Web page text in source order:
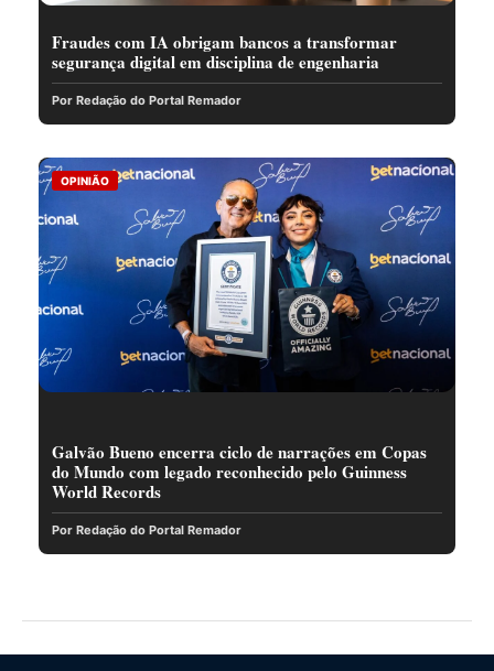
Fraudes com IA obrigam bancos a transformar
segurança digital em disciplina de engenharia
Por Redação do Portal Remador
OPINIÃO
Galvão Bueno encerra ciclo de narrações em Copas
do Mundo com legado reconhecido pelo Guinness
World Records
Por Redação do Portal Remador